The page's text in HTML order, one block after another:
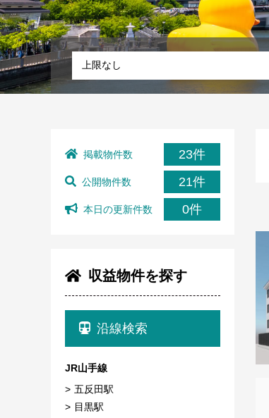
掲載物件数 23件
公開物件数 21件
本日の更新件数 0件
収益物件を探す
沿線検索
JR山手線
五反田駅
目黒駅